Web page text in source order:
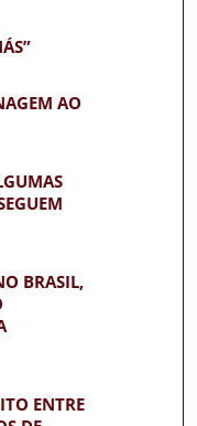
AO
BRASIL,
ENTRE